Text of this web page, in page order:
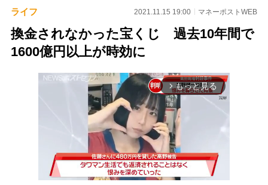
ライフ 2021.11.15 19:00 マネーポストWEB
換金されなかった宝くじ 過去10年間で
1600億円以上が時効に
arrow_forward_ios もっと見る